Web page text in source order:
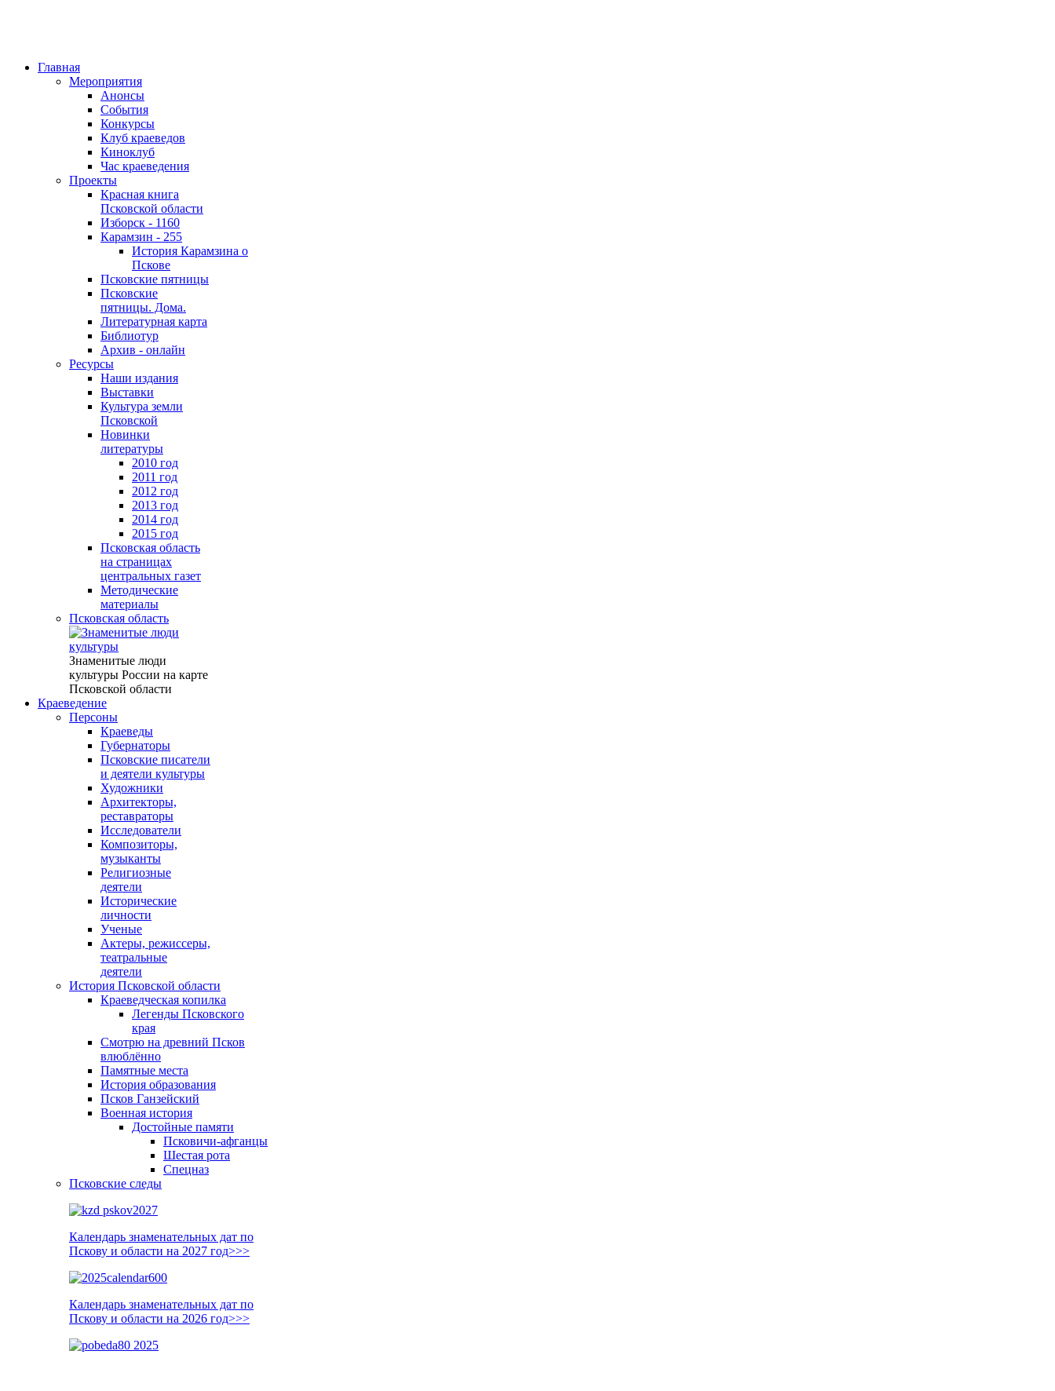
Главная
Мероприятия
Анонсы
События
Конкурсы
Клуб краеведов
Киноклуб
Час краеведения
Проекты
Красная книга
Псковской области
Изборск - 1160
Карамзин - 255
История Карамзина о
Пскове
Псковские пятницы
Псковские
пятницы. Дома.
Литературная карта
Библиотур
Архив - онлайн
Ресурсы
Наши издания
Выставки
Культура земли
Псковской
Новинки
литературы
2010 год
2011 год
2012 год
2013 год
2014 год
2015 год
Псковская область
на страницах
центральных газет
Методические
материалы
Псковская область
Знаменитые люди
культуры России на карте
Псковской области
Краеведение
Персоны
Краеведы
Губернаторы
Псковские писатели
и деятели культуры
Художники
Архитекторы,
реставраторы
Исследователи
Композиторы,
музыканты
Религиозные
деятели
Исторические
личности
Ученые
Актеры, режиссеры,
театральные
деятели
История Псковской области
Краеведческая копилка
Легенды Псковского
края
Смотрю на древний Псков
влюблённо
Памятные места
История образования
Псков Ганзейский
Военная история
Достойные памяти
Псковичи-афганцы
Шестая рота
Спецназ
Псковские следы
Календарь знаменательных дат по
Пскову и области на 2027 год>>>
Календарь знаменательных дат по
Пскову и области на 2026 год>>>